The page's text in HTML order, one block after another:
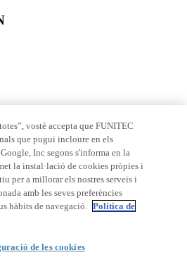
- URL |Avís legal
vostè accepta que FUNITEC
que pugui incloure en els
Inc segons s'informa en la
la instal·lació de cookies pròpies i
per a millorar els nostres serveis i
amb les seves preferències
hàbits de navegació. Política de
de les cookies